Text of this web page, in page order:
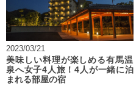
2023/03/21
美味しい料理が楽しめる有馬温
泉へ女子4人旅！4人が一緒に泊
まれる部屋の宿